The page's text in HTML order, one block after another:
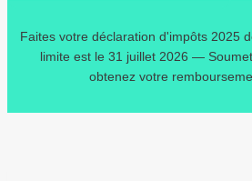
Faites votre déclaration d'impôts 2025
limite est le 31 juillet 2026 —
obtenez votre